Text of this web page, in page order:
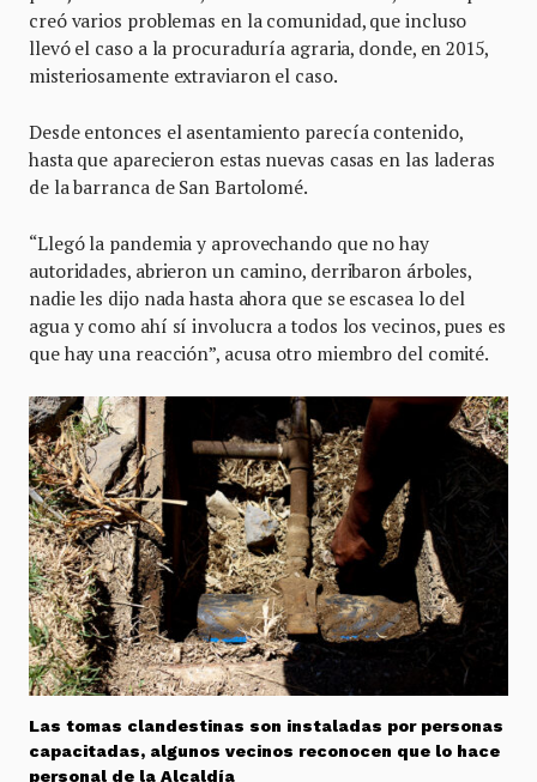
creó varios problemas en la comunidad, que incluso
llevó el caso a la procuraduría agraria, donde, en 2015,
misteriosamente extraviaron el caso.
Desde entonces el asentamiento parecía contenido,
hasta que aparecieron estas nuevas casas en las laderas
de la barranca de San Bartolomé.
“Llegó la pandemia y aprovechando que no hay
autoridades, abrieron un camino, derribaron árboles,
nadie les dijo nada hasta ahora que se escasea lo del
agua y como ahí sí involucra a todos los vecinos, pues es
que hay una reacción”, acusa otro miembro del comité.
Las tomas clandestinas son instaladas por personas
capacitadas, algunos vecinos reconocen que lo hace
personal de la Alcaldía